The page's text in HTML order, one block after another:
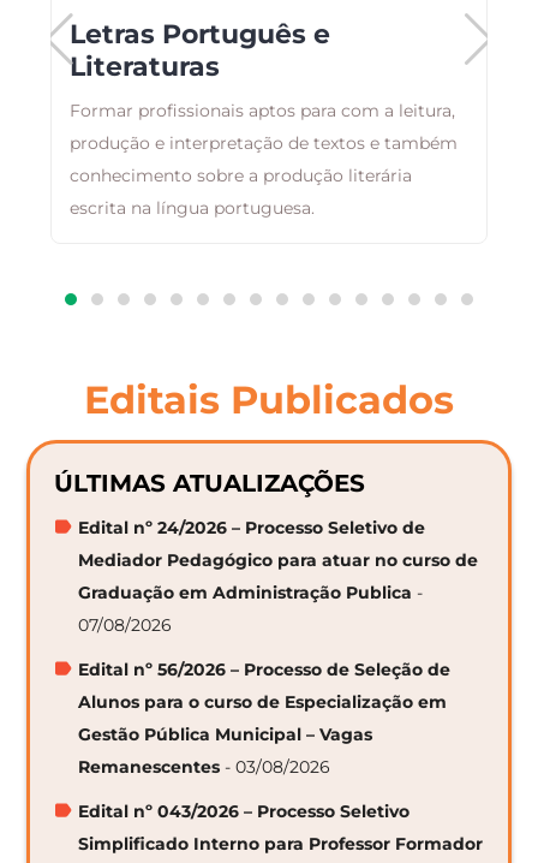
Letras Português e
Literaturas
Formar profissionais aptos para com a leitura,
produção e interpretação de textos e também
conhecimento sobre a produção literária
escrita na língua portuguesa.
Editais Publicados
ÚLTIMAS ATUALIZAÇÕES
Edital nº 24/2026 – Processo Seletivo de
Mediador Pedagógico para atuar no curso de
Graduação em Administração Publica -
07/08/2026
Edital nº 56/2026 – Processo de Seleção de
Alunos para o curso de Especialização em
Gestão Pública Municipal – Vagas
Remanescentes - 03/08/2026
Edital nº 043/2026 – Processo Seletivo
Simplificado Interno para Professor Formador